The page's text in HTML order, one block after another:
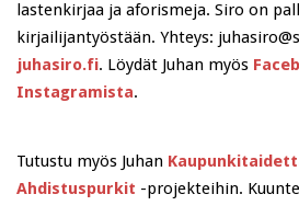
lastenkirjaa ja aforismeja. Siro on
kirjailijantyöstään. Yhteys:
juhasiro.fi. Löydät Juhan myös
Instagramista.
Tutustu myös Juhan
Ahdistuspurkit -projekteihin.